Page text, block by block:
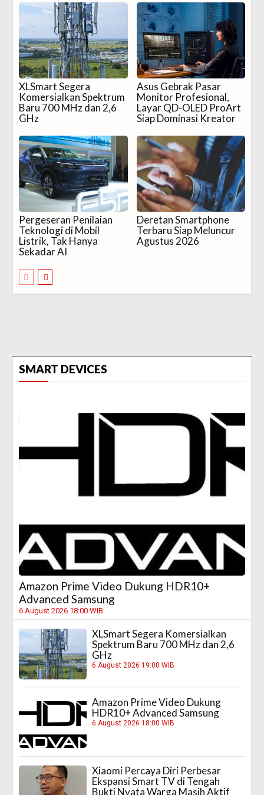
XLSmart Segera
Komersialkan Spektrum
Baru 700 MHz dan 2,6
GHz
Asus Gebrak Pasar
Monitor Profesional,
Layar QD-OLED ProArt
Siap Dominasi Kreator
Pergeseran Penilaian
Teknologi di Mobil
Listrik, Tak Hanya
Sekadar AI
Deretan Smartphone
Terbaru Siap Meluncur
Agustus 2026
SMART DEVICES
Amazon Prime Video Dukung HDR10+
Advanced Samsung
6 August 2026 18:00 WIB
XLSmart Segera Komersialkan
Spektrum Baru 700 MHz dan 2,6
GHz
6 August 2026 19:00 WIB
Amazon Prime Video Dukung
HDR10+ Advanced Samsung
6 August 2026 18:00 WIB
Xiaomi Percaya Diri Perbesar
Ekspansi Smart TV di Tengah
Bukti Nyata Warga Masih Aktif